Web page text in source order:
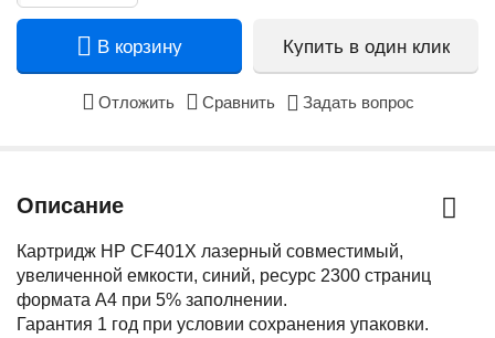
В корзину Купить в один клик
Отложить Сравнить Задать вопрос
Описание
Картридж HP CF401X лазерный совместимый,
увеличенной емкости, синий, ресурс 2300 страниц
формата А4 при 5% заполнении.
Гарантия 1 год при условии сохранения упаковки.